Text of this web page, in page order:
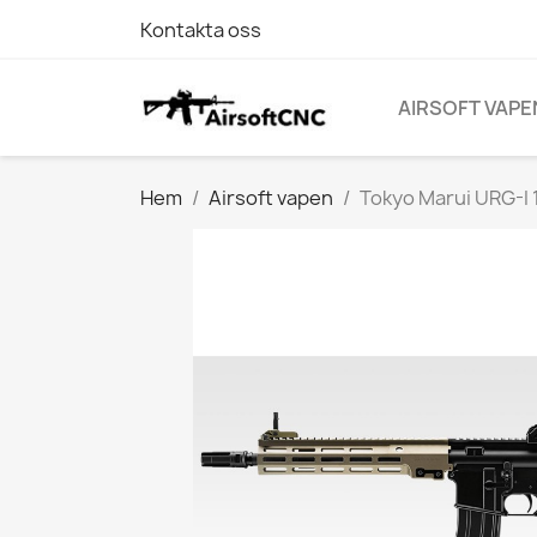
Kontakta oss
AIRSOFT
Hem Airsoft vapen Tokyo Marui URG-I